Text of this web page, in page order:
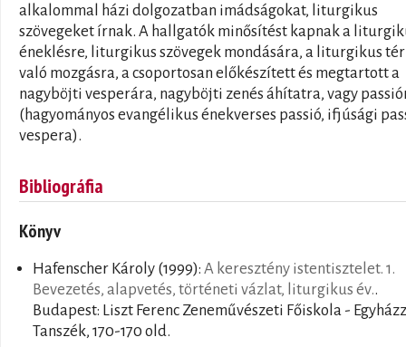
alkalommal házi dolgozatban imádságokat, liturgikus
szövegeket írnak. A hallgatók minősítést kapnak a
éneklésre, liturgikus szövegek mondására, a liturgikus
való mozgásra, a csoportosan előkészített és megtartott a
nagyböjti vesperára, nagyböjti zenés áhítatra, vagy
(hagyományos evangélikus énekverses passió, ifjúsági
vespera).
Bibliográfia
Könyv
Hafenscher Károly (1999): A keresztény istentisztelet. 1.
Bevezetés, alapvetés, történeti vázlat, liturgikus év..
Budapest: Liszt Ferenc Zeneművészeti Főiskola -
Tanszék, 170-170 old.